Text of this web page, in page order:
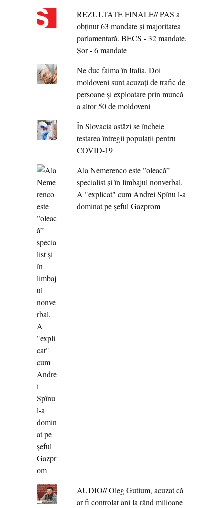
REZULTATE FINALE// PAS a
obținut 63 mandate și majoritatea
parlamentară. BECS - 32 mandate,
Șor - 6 mandate
Ne duc faima în Italia. Doi
moldoveni sunt acuzați de trafic de
persoane și exploatare prin muncă
a altor 50 de moldoveni
În Slovacia astăzi se încheie
testarea întregii populații pentru
COVID-19
Ala Nemerenco este ”oleacă”
specialist și în limbajul nonverbal.
A "explicat" cum Andrei Spînu l-a
dominat pe șeful Gazprom
AUDIO// Oleg Gutium, acuzat că
ar fi controlat ani la rând milioane